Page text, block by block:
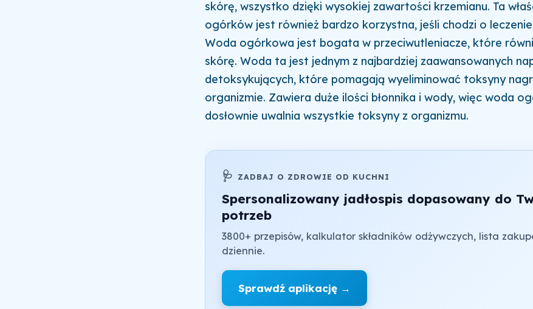
skórę, wszystko dzięki wysokiej zawartości krzemianu. Ta
ogórków jest również bardzo korzystna, jeśli chodzi o
Woda ogórkowa jest bogata w przeciwutleniacze, które
skórę. Woda ta jest jednym z najbardziej zaawansowanych
detoksykujących, które pomagają wyeliminować toksyny
organizmie. Zawiera duże ilości błonnika i wody, więc woda
dosłownie uwalnia wszystkie toksyny z organizmu.
🩺 ZADBAJ O ZDROWIE OD KUCHNI
Spersonalizowany jadłospis dopasowany do
potrzeb
3800+ przepisów, kalkulator składników odżywczych, lista
dziennie.
Sprawdź aplikację →